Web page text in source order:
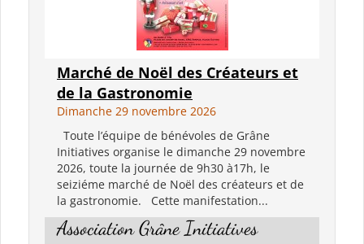
Marché de Noël des Créateurs et
de la Gastronomie
Dimanche 29 novembre 2026
Toute l’équipe de bénévoles de Grâne
Initiatives organise le dimanche 29 novembre
2026, toute la journée de 9h30 à17h, le
seiziéme marché de Noël des créateurs et de
la gastronomie. Cette manifestation...
Association Grâne Initiatives